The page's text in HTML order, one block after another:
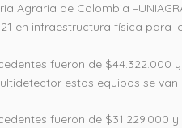
Agraria de Colombia
en infraestructura física para
fueron de
estos equipos se
fueron de